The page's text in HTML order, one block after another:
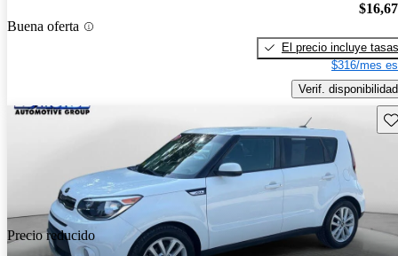
Buena oferta
El precio incluye tasas
$316/mes
Verif. disponibilidad
Precio reducido